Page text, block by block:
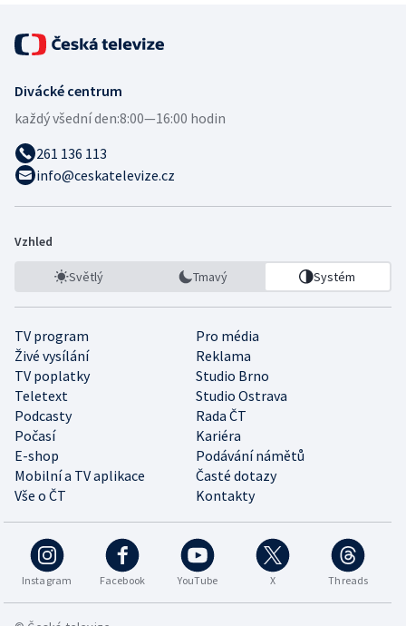
Divácké centrum
každý všední den:8:00—16:00 hodin
261 136 113
info@ceskatelevize.cz
Vzhled
Světlý Tmavý Systém
TV program
Pro média
Živé vysílání
Reklama
TV poplatky
Studio Brno
Teletext
Studio Ostrava
Podcasty
Rada ČT
Počasí
Kariéra
E-shop
Podávání námětů
Mobilní a TV aplikace
Časté dotazy
Vše o ČT
Kontakty
Instagram Facebook YouTube X Threads